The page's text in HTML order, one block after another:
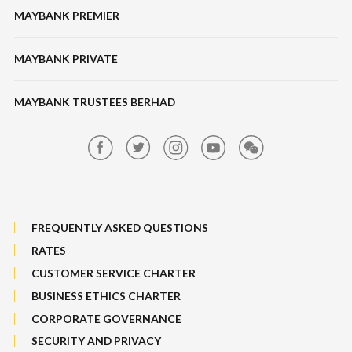
Bull Equity Linked Investment Note
Foreign Exchange
Features, Services & Others
Features & Others
Online Banking Security
Banking Fees
MAYBANK PREMIER
MAYBANK PRIVATE
MAYBANK TRUSTEES BERHAD
FREQUENTLY ASKED QUESTIONS
RATES
CUSTOMER SERVICE CHARTER
BUSINESS ETHICS CHARTER
CORPORATE GOVERNANCE
SECURITY AND PRIVACY